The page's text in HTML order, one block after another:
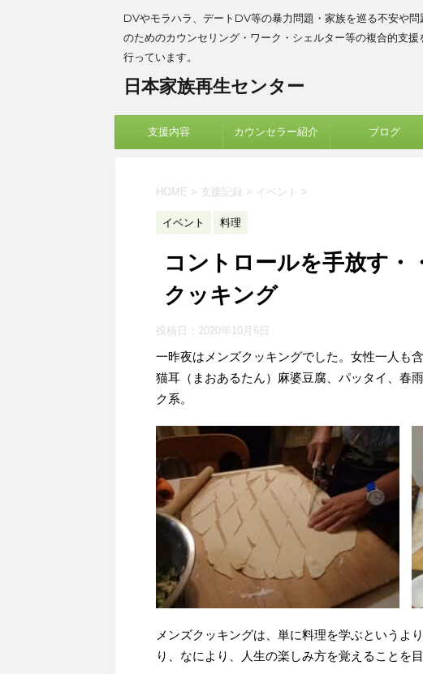
DVやモラハラ、デートDV等の暴力問題・家族を巡る不安や問
のためのカウンセリング・ワーク・シェルター等の複合的支援
行っています。
日本家族再生センター
支援内容 カウンセラー紹介 ブログ
HOME > 支援記録 > イベント >
イベント 料理
コントロールを手放す・
クッキング
投稿日： 2020年10月6日
一昨夜はメンズクッキングでした。女性一人も
猫耳（まおあるたん）麻婆豆腐、パッタイ、春
ク系。
メンズクッキングは、単に料理を学ぶというよ
り、なにより、人生の楽しみ方を覚えることを